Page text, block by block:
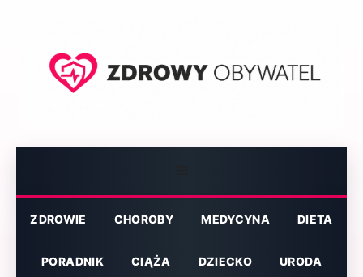
ZDROWIE CHOROBY MEDYCYNA DIETA
PORADNIK CIĄŻA DZIECKO URODA